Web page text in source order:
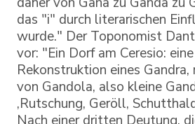
das "i" durch literarischen
wurde." Der Toponomist
vor: "Ein Dorf am Ceresio:
Rekonstruktion eines
von Gandola, also kleine
‚Rutschung, Geröll,